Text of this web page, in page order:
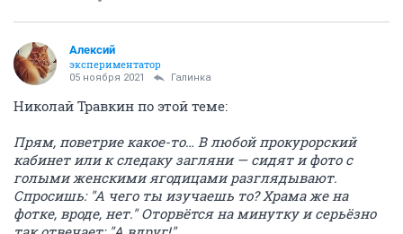
Алексий
экспериментатор
05 ноября 2021 Галинка
Николай Травкин по этой теме:
Прям, поветрие какое-то… В любой прокурорский
кабинет или к следаку загляни — сидят и фото с
голыми женскими ягодицами разглядывают.
Спросишь: "А чего ты изучаешь то? Храма же на
фотке, вроде, нет." Оторвётся на минутку и серьёзно